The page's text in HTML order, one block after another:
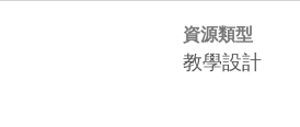
資源類型
教學設計